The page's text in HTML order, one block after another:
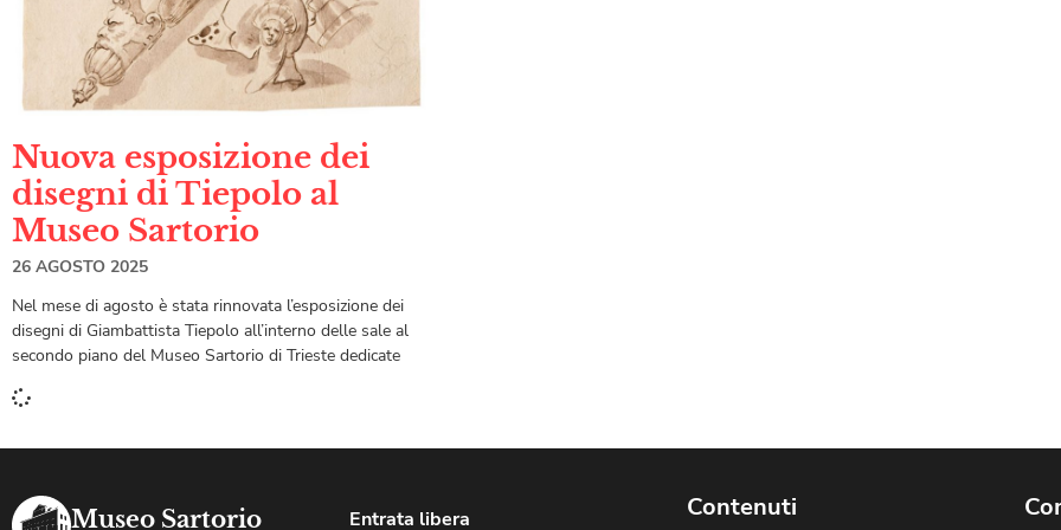
Nuova esposizione dei
disegni di Tiepolo al
Museo Sartorio
26 AGOSTO 2025
Nel mese di agosto è stata rinnovata l’esposizione dei
disegni di Giambattista Tiepolo all’interno delle sale al
secondo piano del Museo Sartorio di Trieste dedicate
Museo Sartorio Entrata libera Contenuti